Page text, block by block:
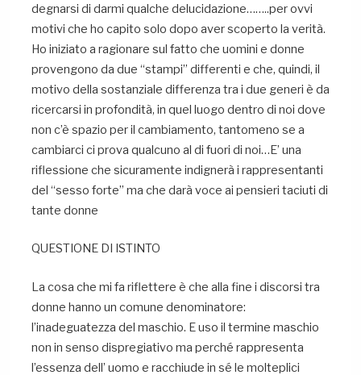
degnarsi di darmi qualche delucidazione……..per ovvi
motivi che ho capito solo dopo aver scoperto la verità.
Ho iniziato a ragionare sul fatto che uomini e donne
provengono da due “stampi” differenti e che, quindi, il
motivo della sostanziale differenza tra i due generi è da
ricercarsi in profondità, in quel luogo dentro di noi dove
non c’è spazio per il cambiamento, tantomeno se a
cambiarci ci prova qualcuno al di fuori di noi…E’ una
riflessione che sicuramente indignerà i rappresentanti
del “sesso forte” ma che darà voce ai pensieri taciuti di
tante donne
QUESTIONE DI ISTINTO
La cosa che mi fa riflettere è che alla fine i discorsi tra
donne hanno un comune denominatore:
l’inadeguatezza del maschio. E uso il termine maschio
non in senso dispregiativo ma perché rappresenta
l’essenza dell’ uomo e racchiude in sé le molteplici